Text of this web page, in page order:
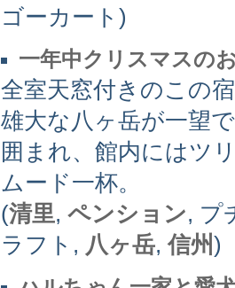
ゴーカート)
一年中クリスマスの
全室天窓付きのこの
雄大な八ヶ岳が一望
囲まれ、館内にはツ
ムード一杯。
(清里, ペンション, プ
ラフト, 八ヶ岳,信州)